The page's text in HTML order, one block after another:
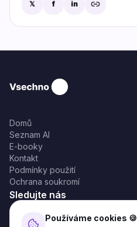
𝕏 f in
Domů
Seznam AI
E-booky
Kontakt
Podmínky použití
Ochrana soukromí
Sledujte nás
Používáme cookies 🍪